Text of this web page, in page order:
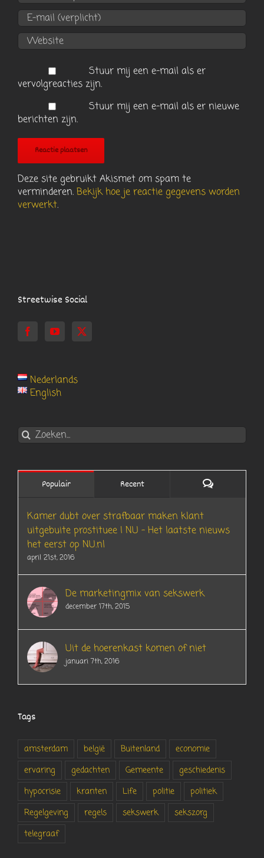
Stuur mij een e-mail als er
vervolgreacties zijn.
Stuur mij een e-mail als er nieuwe
berichten zijn.
Deze site gebruikt Akismet om spam te
verminderen. Bekijk hoe je reactie gegevens worden
verwerkt.
Streetwise Social
Nederlands
English
Zoeken
naar:
Populair Recent Reacties
Kamer dubt over strafbaar maken klant
uitgebuite prostituee | NU – Het laatste nieuws
het eerst op NU.nl
april 21st, 2016
De marketingmix van sekswerk
december 17th, 2015
Uit de hoerenkast komen of niet
januari 7th, 2016
Tags
amsterdam belgië Buitenland
economie
ervaring
gedachten Gemeente
geschiedenis
hypocrisie
kranten Life politie
politiek
Regelgeving
regels sekswerk
sekszorg
telegraaf